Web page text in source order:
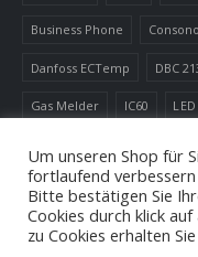
Business Phone Consono
Danfoss ECTemp DBC
Gas Melder IC60 LED
Um unseren Shop für
fortlaufend verbessern
Bitte bestätigen Sie
Cookies durch klick
zu Cookies erhalten